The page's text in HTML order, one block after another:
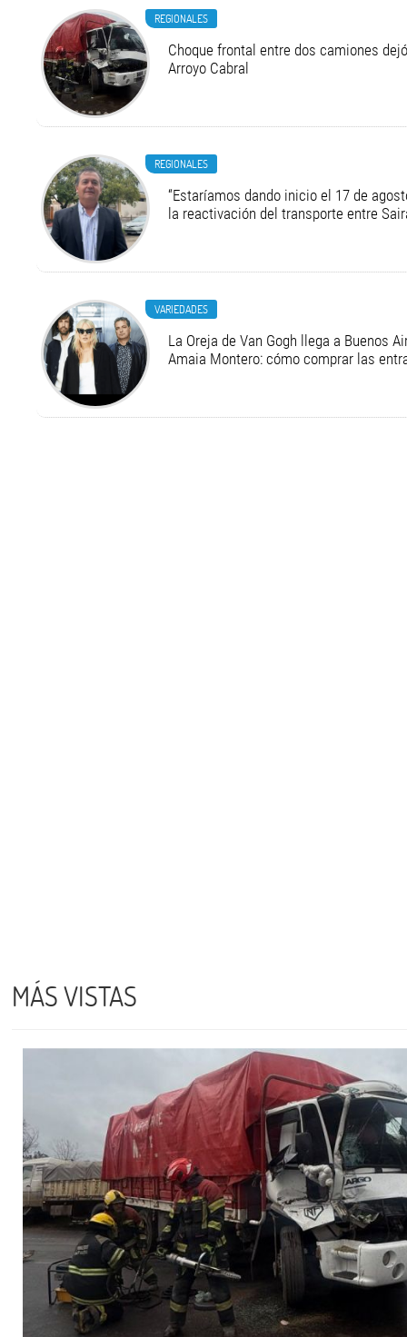
REGIONALES
Choque frontal entre dos camiones
Arroyo Cabral
REGIONALES
“Estaríamos dando inicio el 17 de
la reactivación del transporte entre
VARIEDADES
La Oreja de Van Gogh llega a Buenos
Amaia Montero: cómo comprar las
MÁS VISTAS